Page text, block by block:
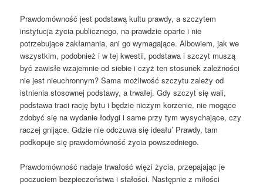
Prawdomówność jest podstawą kultu prawdy, a szczytem
instytucja życia publicznego, na prawdzie oparte i nie
potrzebujące zakłamania, ani go wymagające. Albowiem, jak we
wszystkim, podobnież i w tej kwestii, podstawa i szczyt muszą
być zawisłe wzajemnie od siebie i czyż ten stosunek zależności
nie jest nieuchronnym? Sama możliwość szczytu zależy od
istnienia stosownej podstawy, a trwałej. Gdy szczyt się wali,
podstawa traci rację bytu i będzie niczym korzenie, nie mogące
zdobyć się na wydanie łodygi i same przy tym wysychające, czy
raczej gnijące. Gdzie nie odczuwa się ideału’ Prawdy, tam
podkopuje się prawdomówność życia powszedniego.
Prawdomówność nadaje trwałość więzi życia, przepajając je
poczuciem bezpieczeństwa i stałości. Następnie z miłości